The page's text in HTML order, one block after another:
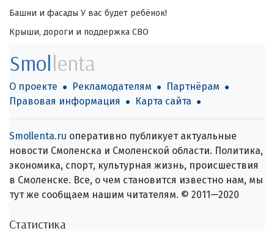
Башни и фасады У вас будет ребёнок!
Крыши, дороги и поддержка СВО
Smollenta
О проекте Рекламодателям
Партнёрам
Правовая информация
Карта сайта
Smollenta.ru оперативно публикует актуальные
новости Смоленска и Смоленской области. Политика,
экономика, спорт, культурная жизнь, происшествия
в Смоленске. Все, о чем становится известно нам, мы
тут же сообщаем нашим читателям. © 2011—2020
Статистика